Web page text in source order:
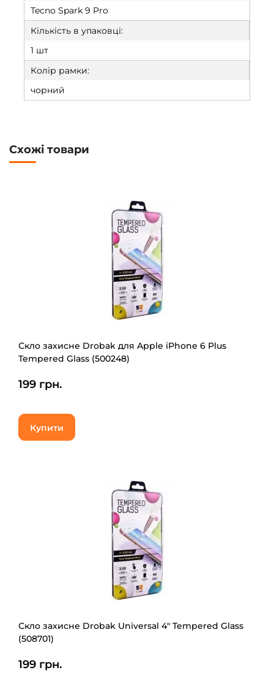
Tecno Spark 9 Pro
Кількість в упаковці:
1 шт
Колір рамки:
чорний
Схожі товари
Скло захисне Drobak для Apple iPhone 6 Plus
Tempered Glass (500248)
199 грн.
Купити
Скло захисне Drobak Universal 4" Tempered Glass
(508701)
199 грн.